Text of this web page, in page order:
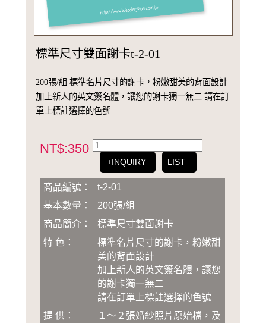
標準尺寸雙面謝卡t-2-01
200張/組 標準名片尺寸的謝卡，粉嫩甜美的背面設計
加上新人的英文簽名體，讓您的謝卡獨一無二 請在訂
單上標註選擇的色號
NT$:350
+INQUIRY LIST
商品編號：
t-2-01
基本數量：
200張/組
商品簡介：
標準尺寸雙面謝卡
特 色：
標準名片尺寸的謝卡，粉嫩甜
美的背面設計
加上新人的英文簽名體，讓您
的謝卡獨一無二
請在訂單上標註選擇的色號
提 供：
１～２張婚紗照片原始檔，及